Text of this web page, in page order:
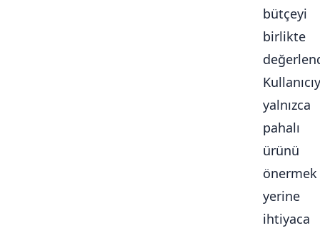
bütçeyi
birlikte
yalnızca
pahalı
ürünü
önermek
yerine
ihtiyaca